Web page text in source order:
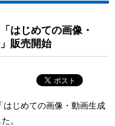
はじめての画像・
販売開始
はじめての画像・動画生成
。